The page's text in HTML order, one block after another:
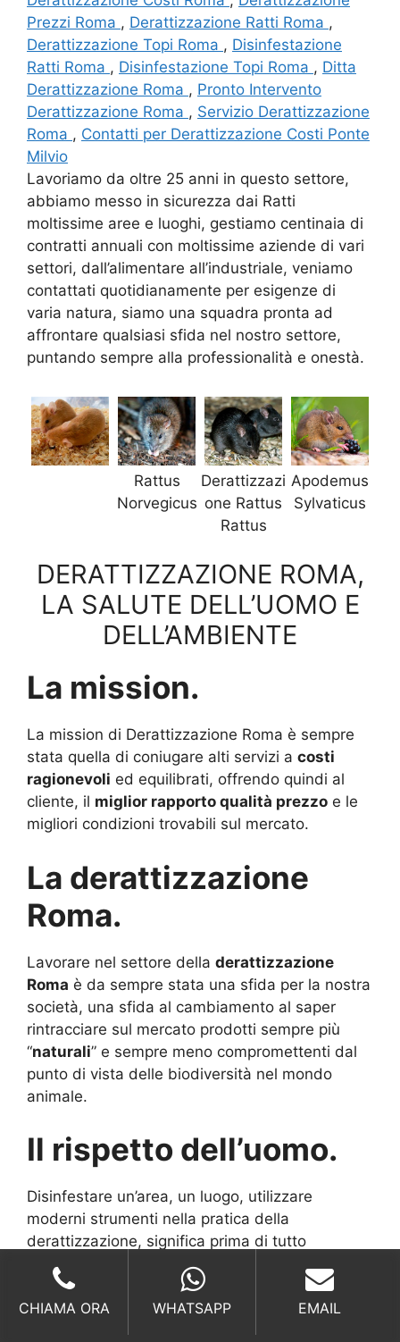
Prezzi Roma , Derattizzazione Ratti Roma ,
Derattizzazione Topi Roma , Disinfestazione
Ratti Roma , Disinfestazione Topi Roma , Ditta
Derattizzazione Roma , Pronto Intervento
Derattizzazione Roma , Servizio Derattizzazione
Roma , Contatti per Derattizzazione Costi Ponte
Milvio
Lavoriamo da oltre 25 anni in questo settore,
abbiamo messo in sicurezza dai Ratti
moltissime aree e luoghi, gestiamo centinaia di
contratti annuali con moltissime aziende di vari
settori, dall’alimentare all’industriale, veniamo
contattati quotidianamente per esigenze di
varia natura, siamo una squadra pronta ad
affrontare qualsiasi sfida nel nostro settore,
puntando sempre alla professionalità e onestà.
Rattus
Norvegicus
Derattizzazi
one Rattus
Rattus
Apodemus
Sylvaticus
DERATTIZZAZIONE ROMA,
LA SALUTE DELL’UOMO E
DELL’AMBIENTE
La mission.
La mission di Derattizzazione Roma è sempre
stata quella di coniugare alti servizi a costi
ragionevoli ed equilibrati, offrendo quindi al
cliente, il miglior rapporto qualità prezzo e le
migliori condizioni trovabili sul mercato.
La derattizzazione
Roma.
Lavorare nel settore della derattizzazione
Roma è da sempre stata una sfida per la nostra
società, una sfida al cambiamento al saper
rintracciare sul mercato prodotti sempre più
“naturali” e sempre meno compromettenti dal
punto di vista delle biodiversità nel mondo
animale.
Il rispetto dell’uomo.
Disinfestare un’area, un luogo, utilizzare
moderni strumenti nella pratica della
derattizzazione, significa prima di tutto
rispettare l’uomo
, non dare la possibilità che
agenti esterni si espongano in modo negativo
contro persone o altri animali, questo è il nostro
primo obiettivo. C’è da aggiungere che lo
CHIAMA ORA WHATSAPP EMAIL